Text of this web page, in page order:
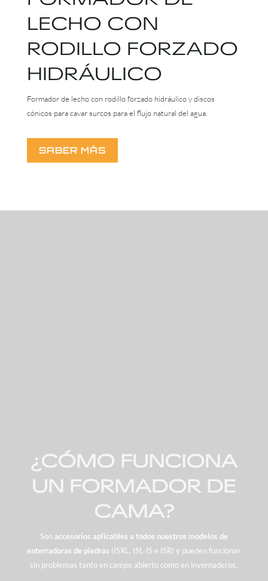
LECHO CON
RODILLO FORZADO
HIDRÁULICO
Formador de lecho con rodillo forzado hidráulico y discos
cónicos para cavar surcos para el flujo natural del agua.
SABER MÁS
¿CÓMO FUNCIONA
UN FORMADOR DE
CAMA?
Son accesorios aplicables a todos nuestros modelos de
enterradoras de piedras (ISXL, ISL-IS e ISR) y pueden funcionar
sin problemas tanto en campo abierto como en invernaderos.